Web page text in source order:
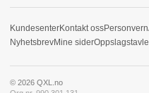
KundesenterKontakt ossPersonvern
NyhetsbrevMine sider
© 2026 QXL.no